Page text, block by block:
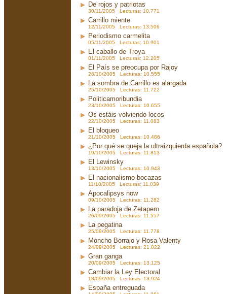
De rojos y patriotas
30/11/2005 Lecturas: 10.771
Carrillo miente
12/11/2005 Lecturas: 13.506
Periodismo carmelita
05/11/2005 Lecturas: 10.901
El caballo de Troya
01/11/2005 Lecturas: 12.205
El País se preocupa por Rajoy
26/10/2005 Lecturas: 10.555
La sombra de Carrillo es alargada
25/10/2005 Lecturas: 11.722
Politicamoribundia
23/10/2005 Lecturas: 10.655
Os estáis volviendo locos
22/10/2005 Lecturas: 11.083
El bloqueo
21/10/2005 Lecturas: 10.486
¿Por qué se queja la ultraizquierda española?
19/10/2005 Lecturas: 11.813
El Lewinsky
13/10/2005 Lecturas: 10.943
El nacionalismo bocazas
11/10/2005 Lecturas: 11.039
Apocalipsys now
09/10/2005 Lecturas: 11.282
La paradoja de Zetapero
26/09/2005 Lecturas: 11.557
La pegatina
25/09/2005 Lecturas: 11.778
Moncho Borrajo y Rosa Valenty
24/09/2005 Lecturas: 21.022
Gran ganga
20/09/2005 Lecturas: 13.125
Cambiar la Ley Electoral
18/09/2005 Lecturas: 13.924
España entreguada